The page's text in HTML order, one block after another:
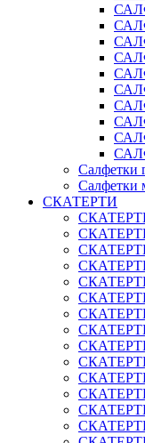
Салфетки
Салфетки
СКАТЕРТИ